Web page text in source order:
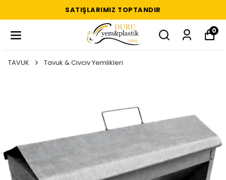
SATIŞLARIMIZ TOPTANDIR
0
TAVUK Tavuk & Civciv Yemlikleri